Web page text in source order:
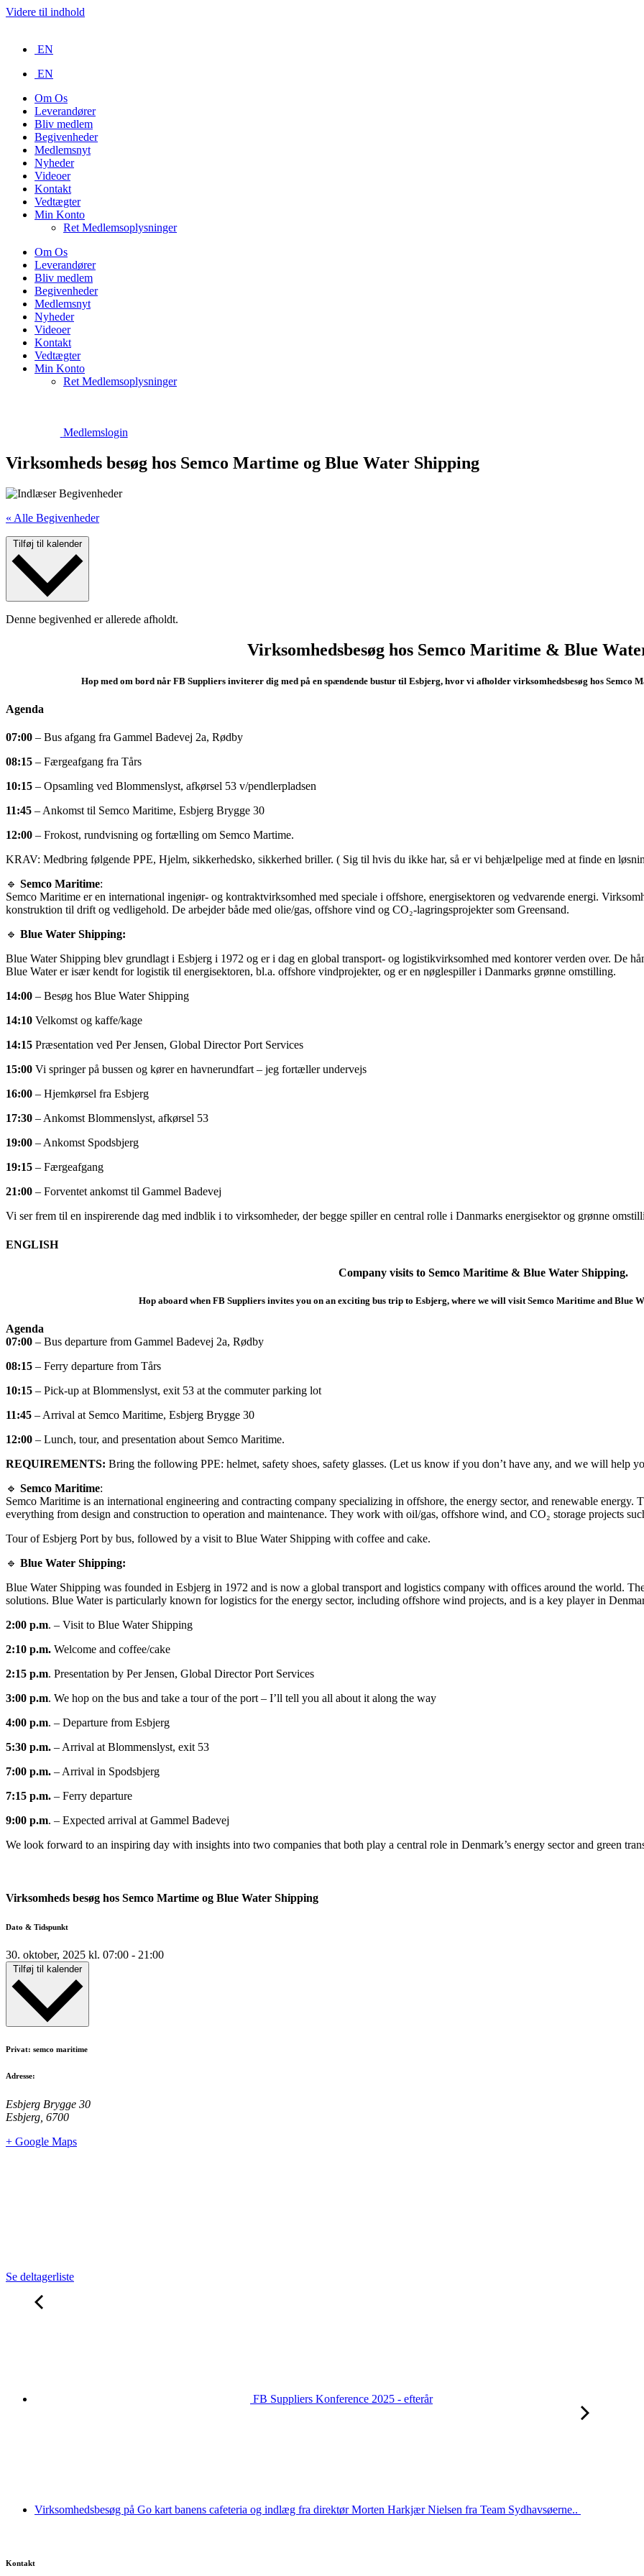
Videre til indhold
EN
EN
Om Os
Leverandører
Bliv medlem
Begivenheder
Medlemsnyt
Nyheder
Videoer
Kontakt
Vedtægter
Min Konto
Ret Medlemsoplysninger
Om Os
Leverandører
Bliv medlem
Begivenheder
Medlemsnyt
Nyheder
Videoer
Kontakt
Vedtægter
Min Konto
Ret Medlemsoplysninger
Medlemslogin
Virksomheds besøg hos Semco Martime og Blue Water Shipping
« Alle Begivenheder
Tilføj til kalender
Denne begivenhed er allerede afholdt.
Virksomhedsbesøg hos Semco Maritime & Blue
Hop med om bord når FB Suppliers inviterer dig med på en spændende bustur til Esbjerg, hvor vi afholder virksomhedsbesøg hos Semco
Agenda
07:00 – Bus afgang fra Gammel Badevej 2a, Rødby
08:15 – Færgeafgang fra Tårs
10:15 – Opsamling ved Blommenslyst, afkørsel 53 v/pendlerpladsen
11:45 – Ankomst til Semco Maritime, Esbjerg Brygge 30
12:00 – Frokost, rundvisning og fortælling om Semco Martime.
KRAV: Medbring følgende PPE, Hjelm, sikkerhedsko, sikkerhed briller. ( Sig til hvis du ikke har, så er vi behjælpelige med at finde en
🔹 Semco Maritime:
Semco Maritime er en international ingeniør- og kontraktvirksomhed med speciale i offshore, energisektoren og vedvarende energi.
konstruktion til drift og vedligehold. De arbejder både med olie/gas, offshore vind og CO₂-lagringsprojekter som Greensand.
🔹 Blue Water Shipping:
Blue Water Shipping blev grundlagt i Esbjerg i 1972 og er i dag en global transport- og logistikvirksomhed med kontorer verden over. De
Blue Water er især kendt for logistik til energisektoren, bl.a. offshore vindprojekter, og er en nøglespiller i Danmarks grønne omstilling.
14:00 – Besøg hos Blue Water Shipping
14:10 Velkomst og kaffe/kage
14:15 Præsentation ved Per Jensen, Global Director Port Services
15:00 Vi springer på bussen og kører en havnerundfart – jeg fortæller undervejs
16:00 – Hjemkørsel fra Esbjerg
17:30 – Ankomst Blommenslyst, afkørsel 53
19:00 – Ankomst Spodsbjerg
19:15 – Færgeafgang
21:00 – Forventet ankomst til Gammel Badevej
Vi ser frem til en inspirerende dag med indblik i to virksomheder, der begge spiller en central rolle i Danmarks energisektor og grønne
ENGLISH
Company visits to Semco Maritime & Blue Water Shipping.
Hop aboard when FB Suppliers invites you on an exciting bus trip to Esbjerg, where we will visit Semco Maritime and Blue
Agenda
07:00 – Bus departure from Gammel Badevej 2a, Rødby
08:15 – Ferry departure from Tårs
10:15 – Pick-up at Blommenslyst, exit 53 at the commuter parking lot
11:45 – Arrival at Semco Maritime, Esbjerg Brygge 30
12:00 – Lunch, tour, and presentation about Semco Maritime.
REQUIREMENTS: Bring the following PPE: helmet, safety shoes, safety glasses. (Let us know if you don’t have any, and we will help
🔹 Semco Maritime:
Semco Maritime is an international engineering and contracting company specializing in offshore, the energy sector, and renewable
everything from design and construction to operation and maintenance. They work with oil/gas, offshore wind, and CO₂ storage projects
Tour of Esbjerg Port by bus, followed by a visit to Blue Water Shipping with coffee and cake.
🔹 Blue Water Shipping:
Blue Water Shipping was founded in Esbjerg in 1972 and is now a global transport and logistics company with offices around the world.
solutions. Blue Water is particularly known for logistics for the energy sector, including offshore wind projects, and is a key player in
2:00 p.m. – Visit to Blue Water Shipping
2:10 p.m. Welcome and coffee/cake
2:15 p.m. Presentation by Per Jensen, Global Director Port Services
3:00 p.m. We hop on the bus and take a tour of the port – I’ll tell you all about it along the way
4:00 p.m. – Departure from Esbjerg
5:30 p.m. – Arrival at Blommenslyst, exit 53
7:00 p.m. – Arrival in Spodsbjerg
7:15 p.m. – Ferry departure
9:00 p.m. – Expected arrival at Gammel Badevej
We look forward to an inspiring day with insights into two companies that both play a central role in Denmark’s energy sector and green
Virksomheds besøg hos Semco Martime og Blue Water Shipping
Dato & Tidspunkt
30. oktober, 2025 kl. 07:00 - 21:00
Tilføj til kalender
Privat: semco maritime
Adresse:
Esbjerg Brygge 30
Esbjerg 6700
+ Google Maps
Se deltagerliste
FB Suppliers Konference 2025 - efterår
Virksomhedsbesøg på Go kart banens cafeteria og indlæg fra direktør Morten Harkjær Nielsen fra Team Sydhavsøerne..
Kontakt